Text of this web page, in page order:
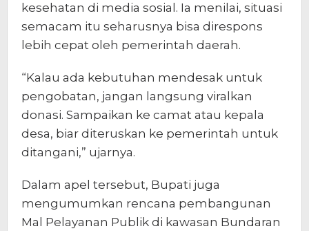
kesehatan di media sosial. Ia menilai, situasi
semacam itu seharusnya bisa direspons
lebih cepat oleh pemerintah daerah.
“Kalau ada kebutuhan mendesak untuk
pengobatan, jangan langsung viralkan
donasi. Sampaikan ke camat atau kepala
desa, biar diteruskan ke pemerintah untuk
ditangani,” ujarnya.
Dalam apel tersebut, Bupati juga
mengumumkan rencana pembangunan
Mal Pelayanan Publik di kawasan Bundaran